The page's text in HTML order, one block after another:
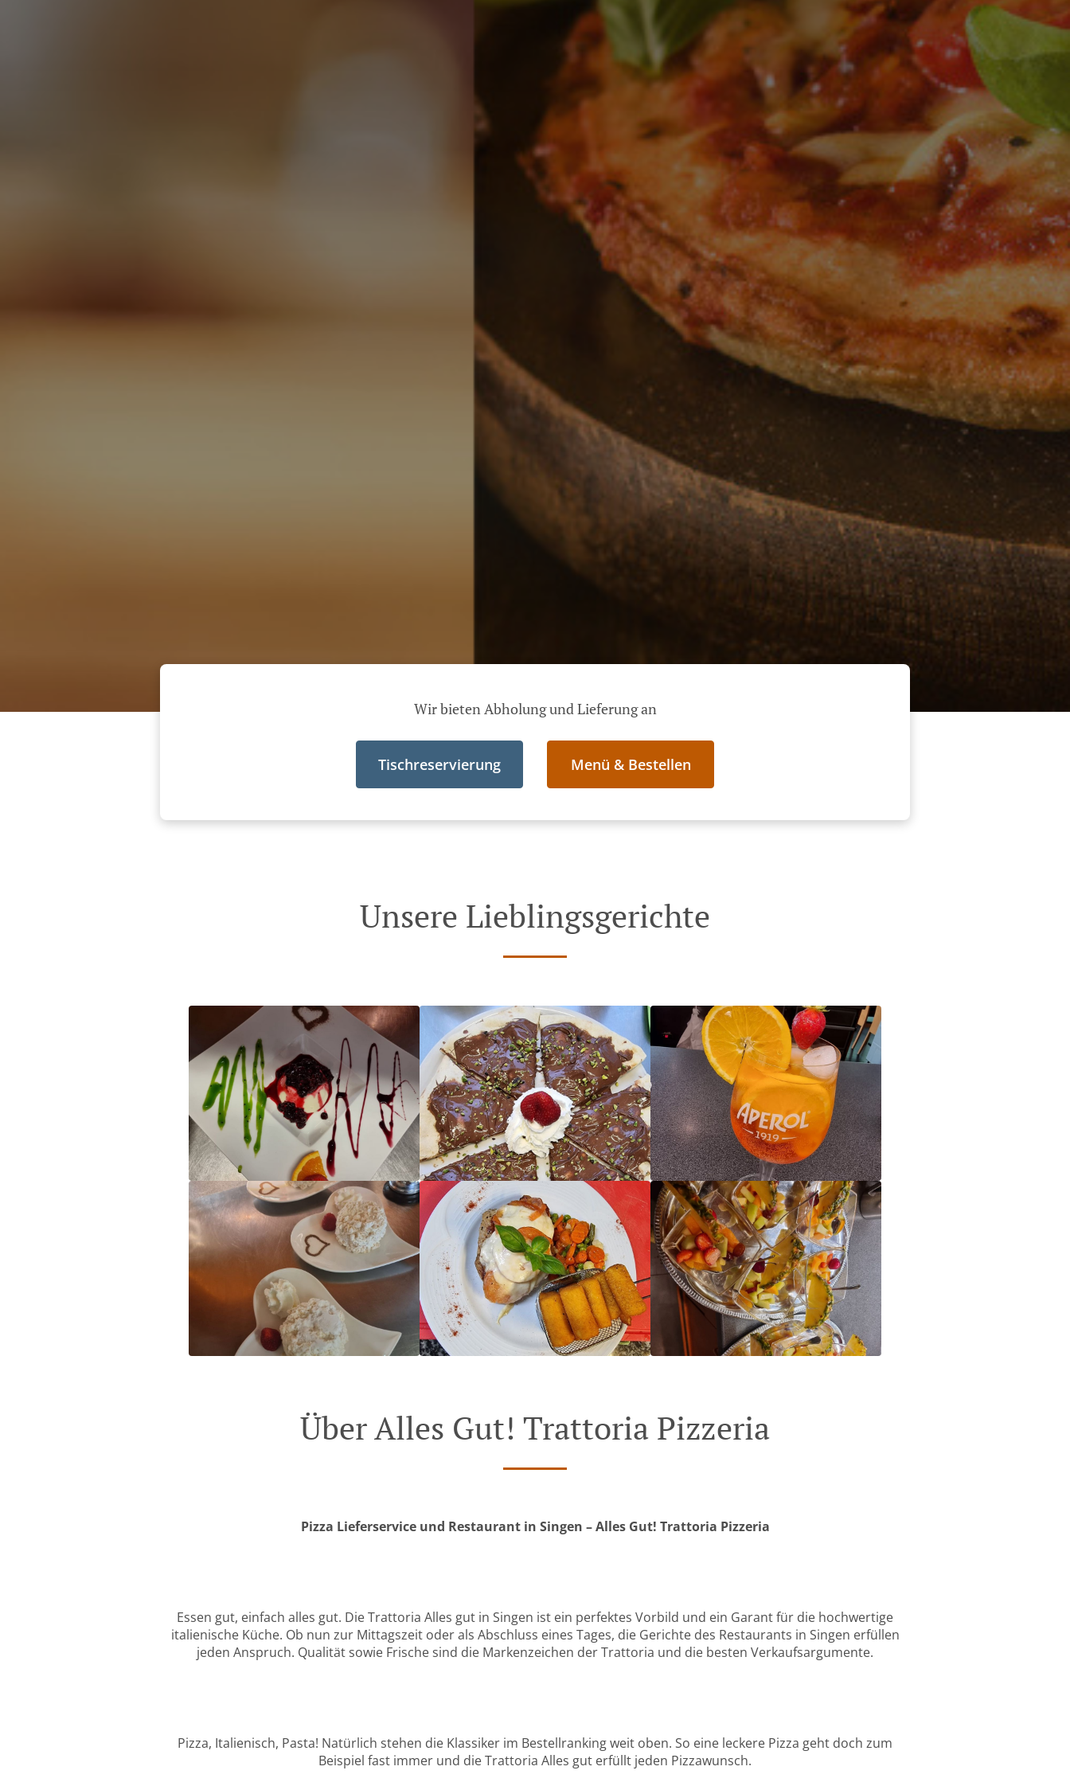
Wir bieten Abholung und Lieferung an
Tischreservierung Menü & Bestellen
Unsere Lieblingsgerichte
Trattoria - Pizzeria Alles Gut! in Singen Trattoria - Pizzeria Alles Gut! in Singen Trattoria - Pizzeria Alles Gut! in Singen
Über Alles Gut! Trattoria Pizzeria
Pizza Lieferservice und Restaurant in Singen – Alles Gut! Trattoria Pizzeria
Essen gut, einfach alles gut. Die Trattoria Alles gut in Singen ist ein perfektes Vorbild und ein Garant für die hochwertige
italienische Küche. Ob nun zur Mittagszeit oder als Abschluss eines Tages, die Gerichte des Restaurants in Singen erfüllen
jeden Anspruch. Qualität sowie Frische sind die Markenzeichen der Trattoria und die besten Verkaufsargumente.
Pizza, Italienisch, Pasta! Natürlich stehen die Klassiker im Bestellranking weit oben. So eine leckere Pizza geht doch zum
Beispiel fast immer und die Trattoria Alles gut erfüllt jeden Pizzawunsch.